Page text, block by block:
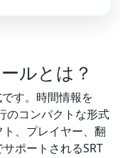
ルとは？
す。時間情報を
のコンパクトな形式
、プレイヤー、翻
ポートされるSRT